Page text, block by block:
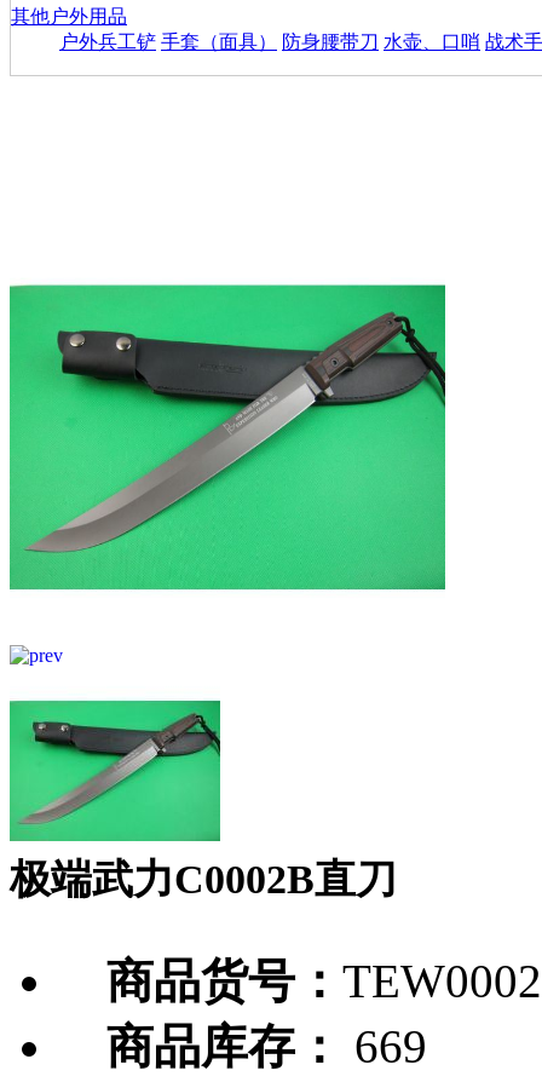
其他户外用品
户外兵工铲 手套（面具） 防身腰带刀 水壶、口哨 战术
极端武力C0002B直刀
商品货号：
商品库存：
669